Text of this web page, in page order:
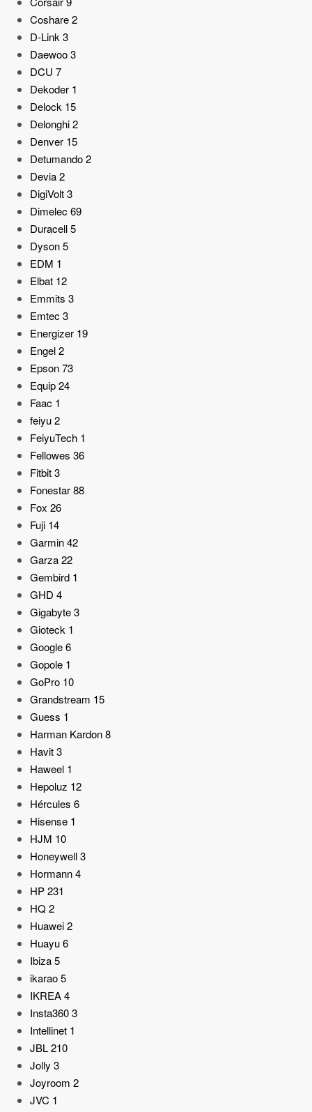
Coshare2
D-Link3
Daewoo3
DCU 7
Dekoder 1
Delock 15
Delonghi2
Denver 15
Detumando2
Devia2
DigiVolt3
Dimelec 69
Duracell5
Dyson5
EDM 1
Elbat 12
Emmits 3
Emtec 3
Energizer 19
Engel2
Epson73
Equip24
Faac 1
feiyu2
FeiyuTech 1
Fellowes 36
Fitbit3
Fonestar88
Fox 26
Fuji 14
Garmin42
Garza22
Gembird 1
GHD 4
Gigabyte3
Gioteck 1
Google6
Gopole 1
GoPro 10
Grandstream 15
Guess 1
Harman Kardon8
Havit3
Haweel 1
Hepoluz 12
Hércules 6
Hisense 1
HJM 10
Honeywell3
Hormann4
HP231
HQ 2
Huawei2
Huayu6
Ibiza5
ikarao5
IKREA4
Insta3603
Intellinet 1
JBL210
Jolly 3
Joyroom 2
JVC 1